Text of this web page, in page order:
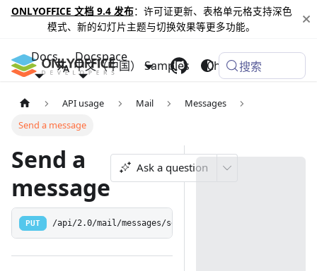
ONLYOFFICE 文档 9.4 发布：许可证更新、表格单元格支持深色
模式、新的幻灯片主题与切换效果等更多功能。
Docs Docspace
Samples Changelog
中文（中国） 搜索
API usage Mail
Messages
Send a message
Send a
message
Ask a question
PUT /api/2.0/mail/messages/send